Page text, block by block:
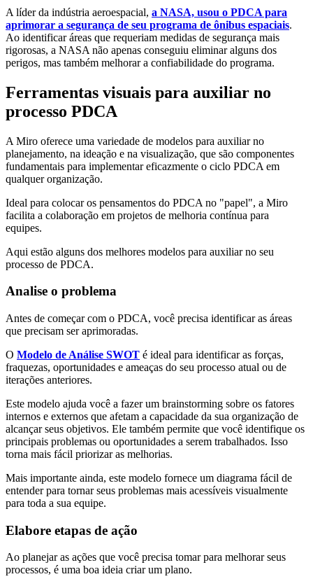
A líder da indústria aeroespacial, a NASA, usou o PDCA para
aprimorar a segurança de seu programa de ônibus espaciais.
Ao identificar áreas que requeriam medidas de segurança mais
rigorosas, a NASA não apenas conseguiu eliminar alguns dos
perigos, mas também melhorar a confiabilidade do programa.
Ferramentas visuais para auxiliar no
processo PDCA
A Miro oferece uma variedade de modelos para auxiliar no
planejamento, na ideação e na visualização, que são componentes
fundamentais para implementar eficazmente o ciclo PDCA em
qualquer organização.
Ideal para colocar os pensamentos do PDCA no "papel", a Miro
facilita a colaboração em projetos de melhoria contínua para
equipes.
Aqui estão alguns dos melhores modelos para auxiliar no seu
processo de PDCA.
Analise o problema
Antes de começar com o PDCA, você precisa identificar as áreas
que precisam ser aprimoradas.
O Modelo de Análise SWOT é ideal para identificar as forças,
fraquezas, oportunidades e ameaças do seu processo atual ou de
iterações anteriores.
Este modelo ajuda você a fazer um brainstorming sobre os fatores
internos e externos que afetam a capacidade da sua organização de
alcançar seus objetivos. Ele também permite que você identifique os
principais problemas ou oportunidades a serem trabalhados. Isso
torna mais fácil priorizar as melhorias.
Mais importante ainda, este modelo fornece um diagrama fácil de
entender para tornar seus problemas mais acessíveis visualmente
para toda a sua equipe.
Elabore etapas de ação
Ao planejar as ações que você precisa tomar para melhorar seus
processos, é uma boa ideia criar um plano.